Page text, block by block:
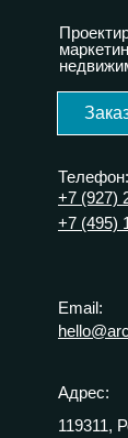
Адрес:
119311,
Email:
Телефон:
+7 (927)
+7 (495)